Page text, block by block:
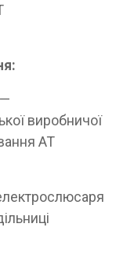
виробничої
АТ